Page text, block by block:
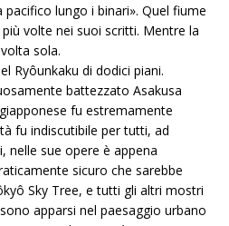
lungo i binari». Quel fiume
volte nei suoi scritti. Mentre la
sola.
Ryôunkaku di dodici piani.
battezzato Asakusa
fu estremamente
fu indiscutibile per tutti, ad
nelle sue opere è appena
sicuro che sarebbe
Sky Tree, e tutti gli altri mostri
apparsi nel paesaggio urbano